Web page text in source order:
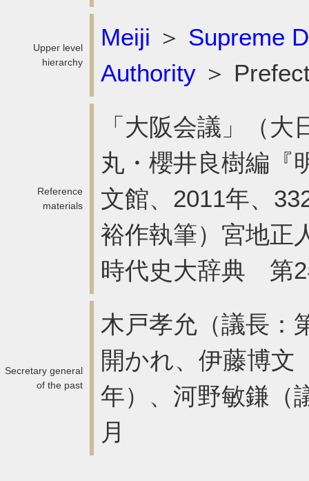
Upper level
hierarchy
Meiji ＞ Supreme
Authority ＞
Reference
materials
「大阪会議」（
丸・櫻井良樹編
文館、2011年、
裕作執筆）宮地正
時代史大辞典 第2
Secretary general
of the past
木戸孝允（議長：
開かれ、伊藤博文
年）、河野敏鎌（
月